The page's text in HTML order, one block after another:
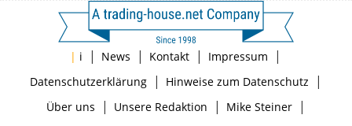
| i | News | Kontakt | Impressum |
Datenschutzerklärung| Hinweise zum Datenschutz |
Über uns | Unsere Redaktion | Mike Steiner|